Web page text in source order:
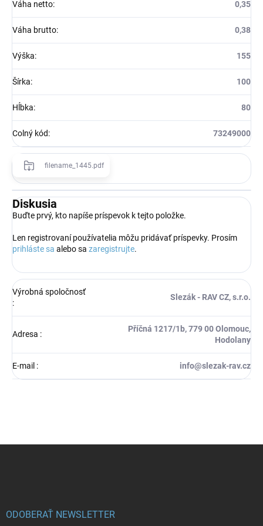
Váha netto: 0,35
Váha brutto: 0,38
Výška: 155
Šírka: 100
Hĺbka: 80
Colný kód: 73249000
filename_1445.pdf
Diskusia
Buďte prvý, kto napíše príspevok k tejto položke.
Len registrovaní používatelia môžu pridávať príspevky. Prosím
prihláste sa alebo sa zaregistrujte.
Výrobná spoločnosť
:
Slezák - RAV CZ, s.r.o.
Adresa :
Příčná 1217/1b, 779 00 Olomouc,
Hodolany
E-mail : info@slezak-rav.cz
ODOBERAŤ NEWSLETTER